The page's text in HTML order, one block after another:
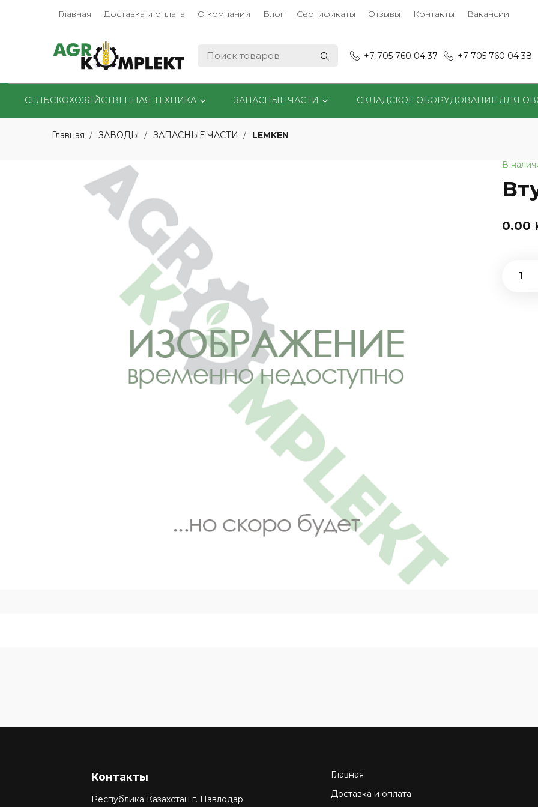
Главная Доставка и оплата О компании Блог Сертификаты Отзывы Контакты Вакансии
+7 705 760 04 37 +7 705 760 04 38
СЕЛЬСКОХОЗЯЙСТВЕННАЯ ТЕХНИКА ЗАПАСНЫЕ ЧАСТИ СКЛАДСКОЕ ОБОРУДОВАНИЕ ДЛЯ
Главная ЗАВОДЫ ЗАПАСНЫЕ ЧАСТИ LEMKEN
В
0.00
Главная
Доставка и оплата
Контакты
Республика Казахстан г. Павлодар